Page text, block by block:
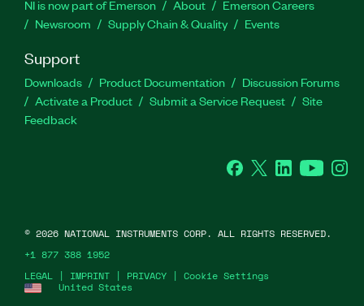
NI is now part of Emerson About
Emerson Careers
Newsroom
Supply Chain & Quality Events
Support
Downloads Product Documentation
Discussion Forums
Activate a Product
Submit a Service Request
Site
Feedback
Facebook
Twitter LinkedInYouTube
United States
LEGAL | IMPRINT | PRIVACY | Cookie Settings
© 2026 NATIONAL INSTRUMENTS CORP. ALL RIGHTS RESERVED.
+1 877 388 1952